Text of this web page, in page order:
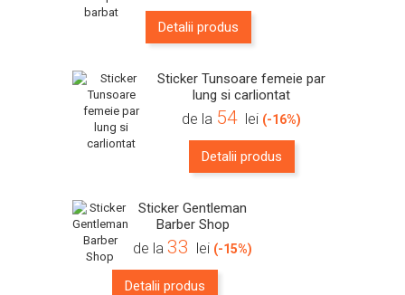
Detalii produs
Sticker Tunsoare femeie par
lung si carliontat
de la 54 lei (-16%)
Detalii produs
Sticker Gentleman
Barber Shop
de la33 lei (-15%)
Detalii produs